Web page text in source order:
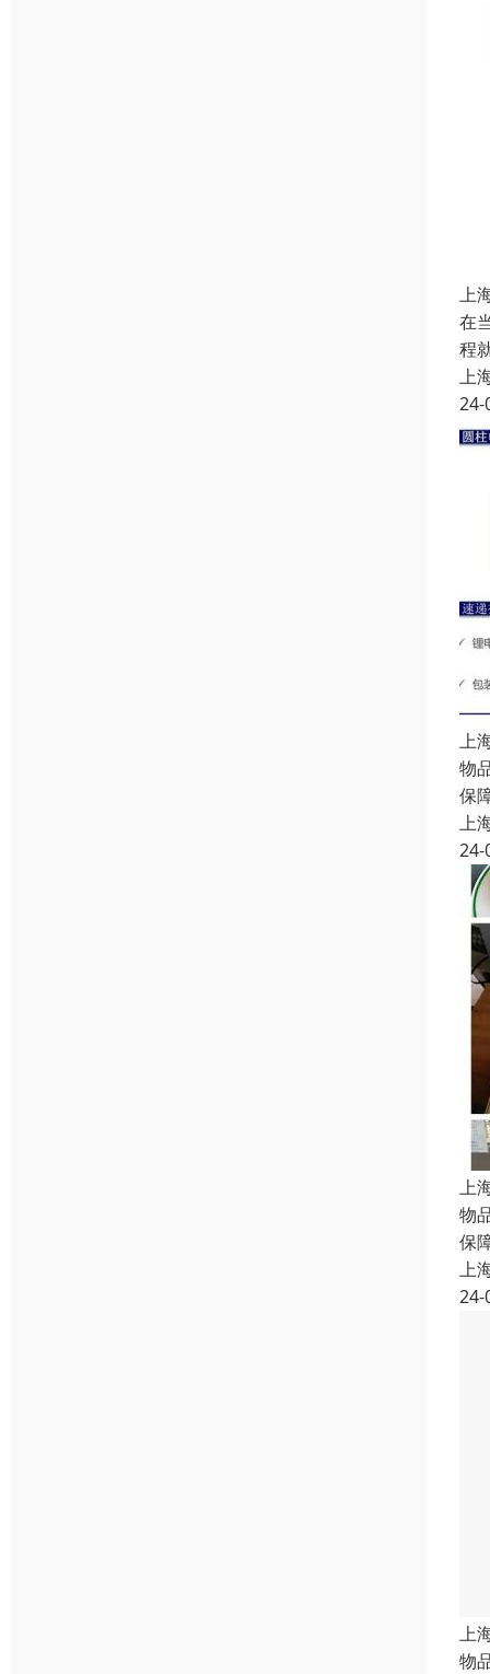
上
在
程
上
24-
上
物
保
上
24-
上
物
保
上
24-
上
物